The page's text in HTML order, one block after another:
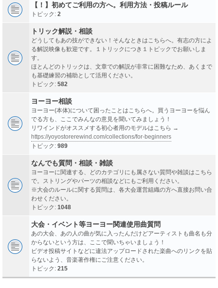
【！】初めてご利用の方へ。利用方法・投稿ルール
トピック: 2
トリック解説・相談
どうしてもあの技ができない！そんなときはこちらへ。有志の方によ
る解説映像も歓迎です。１トリックにつき１トピックでお願いしま
す。
ほとんどのトリックは、文章での解説が非常に困難なため、あくまで
も基礎練習の補助として活用ください。
トピック: 582
ヨーヨー相談
ヨーヨー(本体)について困ったことはこちらへ。買うヨーヨーを悩ん
でる方も、ここでみんなの意見を聞いてみましょう！
リワインドがオススメする初心者用のモデルはこちら →
https://yoyostorerewind.com/collections/for-beginners
トピック: 989
なんでも質問・相談・雑談
ヨーヨーに関連する、どのカテゴリにも属さない質問や雑談はこちら
で。ストリングやパーツの相談などにもご利用ください。
※大会のルールに関する質問は、各大会運営組織の方へ直接お問い合
わせください。
トピック: 1048
大会・イベント等ヨーヨー関連使用曲質問
あの大会、あの人の曲が気に入ったんだけどアーティストも曲名も分
からないという方は、ここで聞いちゃいましょう！
ビデオ投稿サイトなどに違法アップロードされた楽曲へのリンクを貼
らないよう、音楽著作権にご注意ください。
トピック: 215